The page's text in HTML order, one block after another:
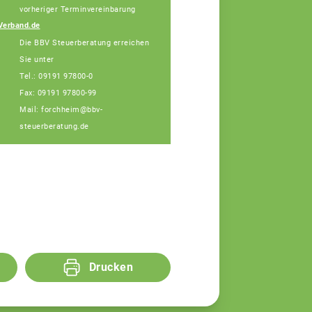
vorheriger Terminvereinbarung
Die BBV Steuerberatung erreichen
Sie unter
Tel.: 09191 97800-0
Fax: 09191 97800-99
Mail: forchheim@bbv-
steuerberatung.de
Drucken